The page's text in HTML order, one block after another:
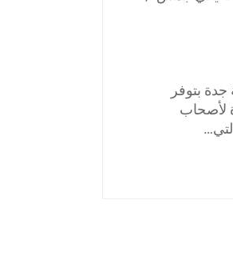
بتوفر
لأصحاب